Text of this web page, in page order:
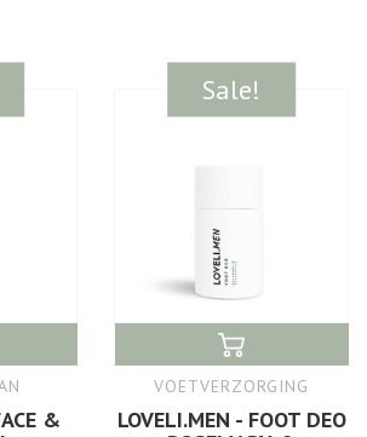
&
Sale!
VOETVERZORGING
LOVELI.MEN - FOOT DEO